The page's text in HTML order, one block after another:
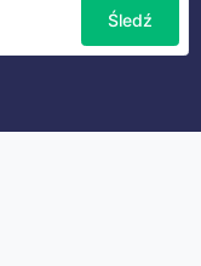
Śledź